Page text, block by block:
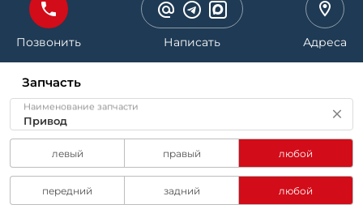
Позвонить Написать Адреса
Запчасть
Наименование запчасти
левый правый любой
передний задний любой